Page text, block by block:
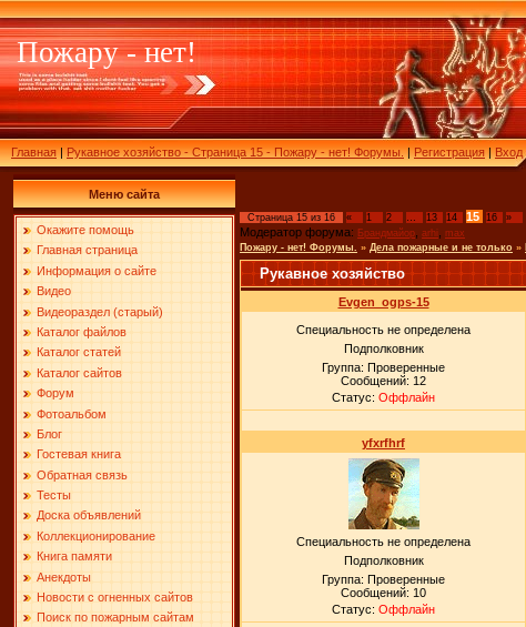
Пожару - нет!
Главная|Рукавное хозяйство - Страница 15 - Пожару - нет! Форумы.|Регистрация|Вход
Меню сайта
Окажите помощь
Главная страница
Информация о сайте
Видео
Видеораздел (старый)
Каталог файлов
Каталог статей
Каталог сайтов
Форум
Фотоальбом
Блог
Гостевая книга
Обратная связь
Тесты
Доска объявлений
Коллекционирование
Книга памяти
Анекдоты
Новости с огненных сайтов
Поиск по пожарным сайтам
Страница 15 из 16 « 1 2 … 13 14 15 16 »
Модератор форума: Брандмайор arhi max
Пожару - нет! Форумы. » Дела пожарные и не только »
Рукавное хозяйство
Evgen_ogps-15
Специальность не определена
Подполковник
Группа: Проверенные
Сообщений: 12
Статус: Оффлайн
yfxrfhrf
Специальность не определена
Подполковник
Группа: Проверенные
Сообщений: 10
Статус: Оффлайн